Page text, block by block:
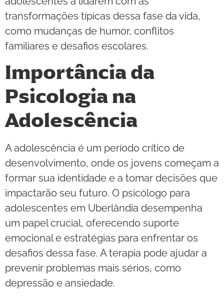
transformações típicas dessa fase da vida,
como mudanças de humor, conflitos
familiares e desafios escolares.
Importância da
Psicologia na
Adolescência
A adolescência é um período crítico de
desenvolvimento, onde os jovens começam a
formar sua identidade e a tomar decisões que
impactarão seu futuro. O psicólogo para
adolescentes em Uberlândia desempenha
um papel crucial, oferecendo suporte
emocional e estratégias para enfrentar os
desafios dessa fase. A terapia pode ajudar a
prevenir problemas mais sérios, como
depressão e ansiedade.